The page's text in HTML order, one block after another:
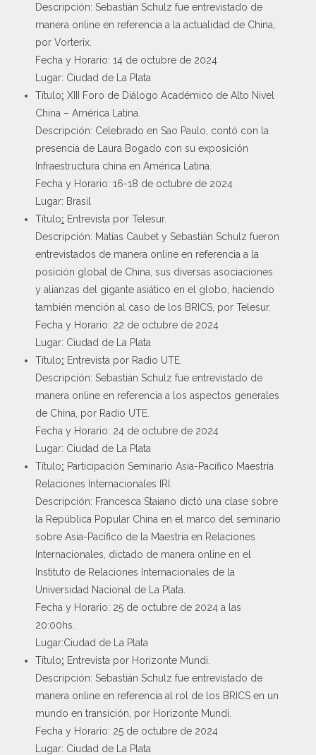
Descripción: Sebastián Schulz fue entrevistado de
manera online en referencia a la actualidad de China,
por Vorterix.
Fecha y Horario: 14 de octubre de 2024
Lugar: Ciudad de La Plata
Título: XIII Foro de Diálogo Académico de Alto Nivel
China – América Latina.
Descripción: Celebrado en Sao Paulo, contó con la
presencia de Laura Bogado con su exposición
Infraestructura china en América Latina.
Fecha y Horario: 16-18 de octubre de 2024
Lugar: Brasil
Título: Entrevista por Telesur.
Descripción: Matías Caubet y Sebastián Schulz fueron
entrevistados de manera online en referencia a la
posición global de China, sus diversas asociaciones
y alianzas del gigante asiático en el globo, haciendo
también mención al caso de los BRICS, por Telesur.
Fecha y Horario: 22 de octubre de 2024
Lugar: Ciudad de La Plata
Título: Entrevista por Radio UTE.
Descripción: Sebastián Schulz fue entrevistado de
manera online en referencia a los aspectos generales
de China, por Radio UTE.
Fecha y Horario: 24 de octubre de 2024
Lugar: Ciudad de La Plata
Título: Participación Seminario Asia-Pacífico Maestría
Relaciones Internacionales IRI.
Descripción: Francesca Staiano dictó una clase sobre
la República Popular China en el marco del seminario
sobre Asia-Pacífico de la Maestría en Relaciones
Internacionales, dictado de manera online en el
Instituto de Relaciones Internacionales de la
Universidad Nacional de La Plata.
Fecha y Horario: 25 de octubre de 2024 a las
20:00hs.
Lugar:Ciudad de La Plata
Título: Entrevista por Horizonte Mundi.
Descripción: Sebastián Schulz fue entrevistado de
manera online en referencia al rol de los BRICS en un
mundo en transición, por Horizonte Mundi.
Fecha y Horario: 25 de octubre de 2024
Lugar: Ciudad de La Plata